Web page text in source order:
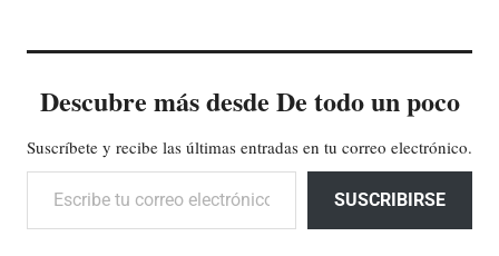
Descubre más desde De todo un poco
Suscríbete y recibe las últimas entradas en tu correo electrónico.
Escribe tu correo electrónico…
SUSCRIBIRSE